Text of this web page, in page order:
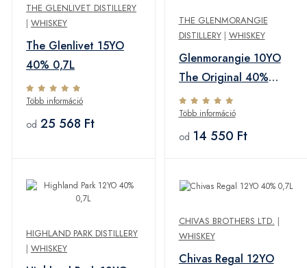
THE GLENLIVET DISTILLERY
| WHISKEY
The Glenlivet 15YO
40% 0,7L
Több információ
od 25 568 Ft
THE GLENMORANGIE
DISTILLERY| WHISKEY
Glenmorangie 10YO
The Original 40%
0,7L
Több információ
od 14 550 Ft
HIGHLAND PARK DISTILLERY
| WHISKEY
CHIVAS BROTHERS LTD. |
WHISKEY
Chivas Regal 12YO